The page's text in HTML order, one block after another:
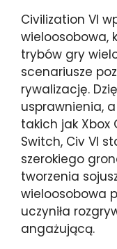
Civilization VI
wieloosobowa,
trybów gry
scenariusze
rywalizację.
usprawnienia,
takich jak Xbox
Switch, Civ VI
szerokiego
tworzenia
wieloosobowa
uczyniła
angażującą.